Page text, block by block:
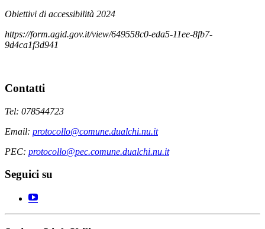
Obiettivi di accessibilità 2024
https://form.agid.gov.it/view/649558c0-eda5-11ee-8fb7-
9d4ca1f3d941
Contatti
Tel: 078544723
Email: protocollo@comune.dualchi.nu.it
PEC: protocollo@pec.comune.dualchi.nu.it
Seguici su